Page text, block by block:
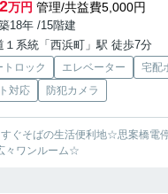
万円 管理/共益費5,000円
18年 /15階建
１系統「西浜町」駅 徒歩7分
トロック エレベーター
宅配
対応
防犯カメラ
ぐそばの生活便利地☆思案橋電
々ワンルーム☆